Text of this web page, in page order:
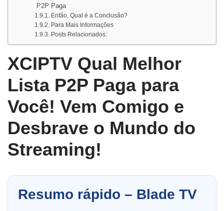
P2P Paga
Então, Qual é a Conclusão?
Para Mais Informações
Posts Relacionados:
XCIPTV Qual Melhor
Lista P2P Paga para
Você! Vem Comigo e
Desbrave o Mundo do
Streaming!
Resumo rápido – Blade TV